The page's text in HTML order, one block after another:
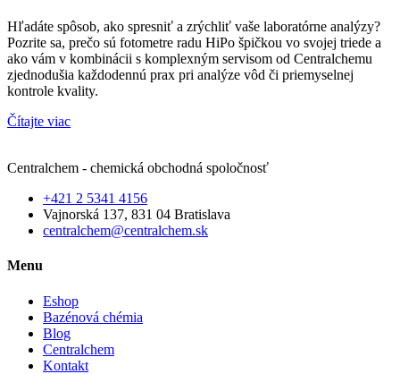
Hľadáte spôsob, ako spresniť a zrýchliť vaše laboratórne analýzy?
Pozrite sa, prečo sú fotometre radu HiPo špičkou vo svojej triede a
ako vám v kombinácii s komplexným servisom od Centralchemu
zjednodušia každodennú prax pri analýze vôd či priemyselnej
kontrole kvality.
Čítajte viac
Centralchem - chemická obchodná spoločnosť
+421 2 5341 4156
Vajnorská 137, 831 04 Bratislava
centralchem@centralchem.sk
Menu
Eshop
Bazénová chémia
Blog
Centralchem
Kontakt